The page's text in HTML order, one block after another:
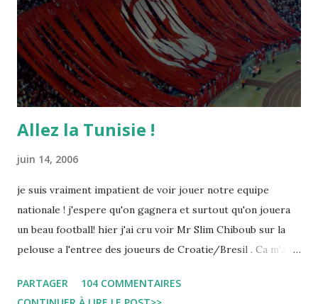
Allez la Tunisie !
juin 14, 2006
je suis vraiment impatient de voir jouer notre equipe
nationale ! j'espere qu'on gagnera et surtout qu'on jouera
un beau football! hier j'ai cru voir Mr Slim Chiboub sur la
pelouse a l'entree des joueurs de Croatie/Bresil . Ca m'a
instances internationales.( Je me demande d'ailleurs a quoi
PARTAGER
104 COMMENTAIRES